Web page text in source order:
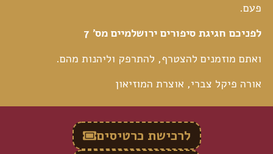
פעם.
לפניכם חגיגת סיפורים ירושלמיים מס' 7
ואתם מוזמנים להצטרף, להתרפק וליהנות מהם.
אורה פיקל צברי, אוצרת המוזיאון
לרכישת כרטיסים